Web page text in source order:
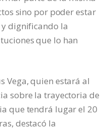
sino por poder estar
dignificando la
que lo han
Vega, quien estará al
sobre la trayectoria de
que tendrá lugar el 20
destacó la